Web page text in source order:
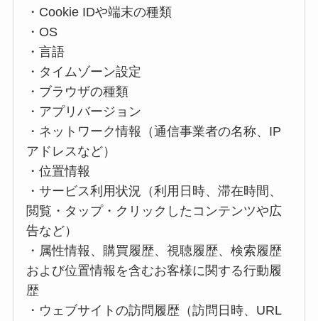
・Cookie IDや端末の種類
・OS
・言語
・タイムゾーン設定
・ブラウザの種類
・アプリバージョン
・ネットワーク情報（通信事業者の名称、IP
アドレスなど）
・位置情報
・サービス利用状況（利用日時、滞在時間、
閲覧・タップ・クリックしたコンテンツや広
告など）
・属性情報、購買履歴、視聴履歴、検索履歴
および位置情報を含むお客様に関する行動履
歴
・ウェブサイトの訪問履歴（訪問日時、URL